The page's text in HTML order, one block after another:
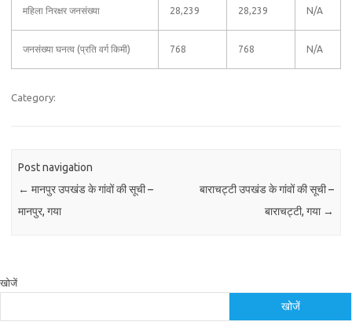
महिला निरक्षर जनसंख्या 28,239 28,239 N/A
जनसंख्या घनत्व (प्रति वर्ग किमी) 768 768 N/A
Category:
Post navigation
← मानपुर उपखंड के गांवों की सूची –
मानपुर, गया
बाराचट्टी उपखंड के गांवों की सूची –
बाराचट्टी, गया →
खोजें
खोजें